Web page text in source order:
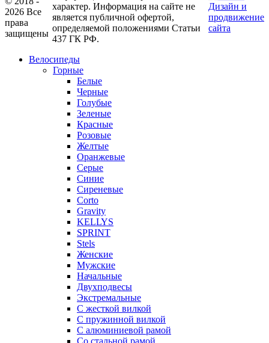
2026 Все
права
защищены
характер. Информация на сайте не
является публичной офертой,
определяемой положениями Статьи
437 ГК РФ.
Дизайн и
продвижение
сайта
Велосипеды
Горные
Белые
Черные
Голубые
Зеленые
Красные
Розовые
Желтые
Оранжевые
Серые
Синие
Сиреневые
Corto
Gravity
KELLYS
SPRINT
Stels
Женские
Мужские
Начальные
Двухподвесы
Экстремальные
С жесткой вилкой
С пружинной вилкой
С алюминиевой рамой
Со стальной рамой